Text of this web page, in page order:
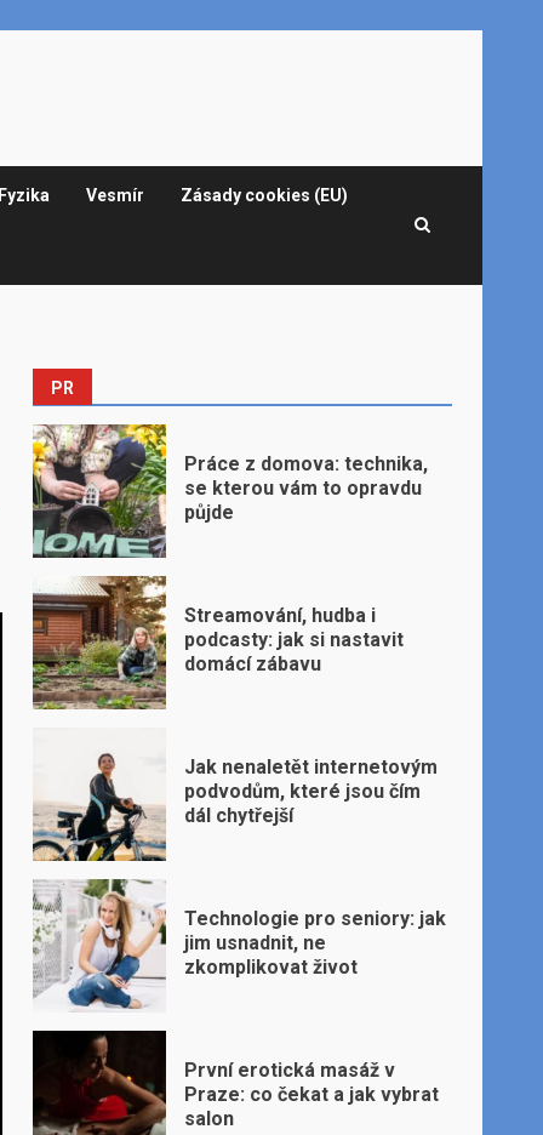
Fyzika Vesmír Zásady cookies (EU)
PR
Práce z domova: technika,
se kterou vám to opravdu
půjde
Streamování, hudba i
podcasty: jak si nastavit
domácí zábavu
Jak nenaletět internetovým
podvodům, které jsou čím
dál chytřejší
Technologie pro seniory: jak
jim usnadnit, ne
zkomplikovat život
První erotická masáž v
Praze: co čekat a jak vybrat
salon